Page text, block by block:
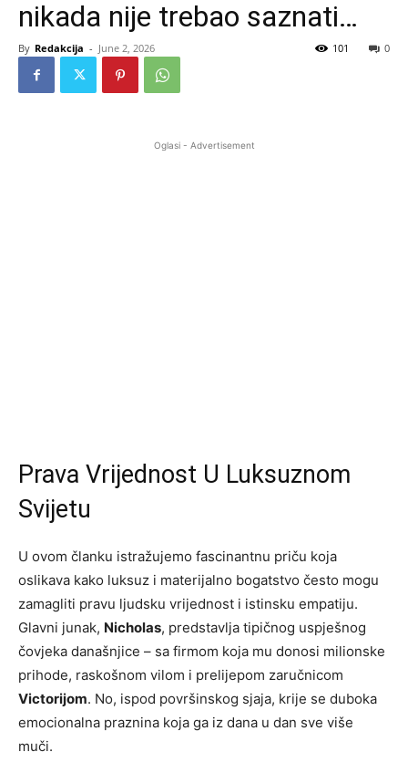
nikada nije trebao saznati…
By Redakcija - June 2, 2026 0
101
Oglasi - Advertisement
Prava Vrijednost U Luksuznom
Svijetu
U ovom članku istražujemo fascinantnu priču koja
oslikava kako luksuz i materijalno bogatstvo često mogu
zamagliti pravu ljudsku vrijednost i istinsku empatiju.
Glavni junak, Nicholas, predstavlja tipičnog uspješnog
čovjeka današnjice – sa firmom koja mu donosi milionske
prihode, raskošnom vilom i prelijepom zaručnicom
Victorijom. No, ispod površinskog sjaja, krije se duboka
emocionalna praznina koja ga iz dana u dan sve više
muči.